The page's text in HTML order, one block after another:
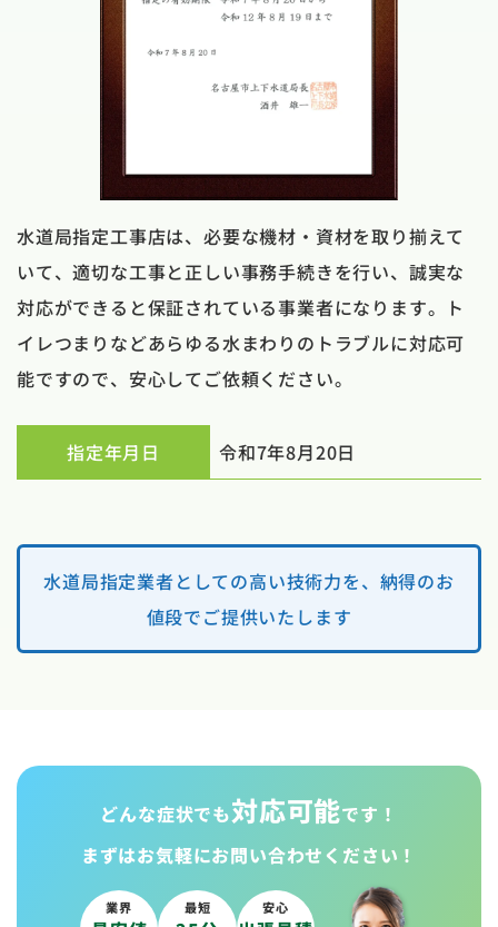
水道局指定工事店は、必要な機材・資材を取り揃えて
いて、適切な工事と正しい事務手続きを行い、誠実な
対応ができると保証されている事業者になります。ト
イレつまりなどあらゆる水まわりのトラブルに対応可
能ですので、安心してご依頼ください。
指定年月日 令和7年8月20日
水道局指定業者としての高い技術力を、納得のお
値段でご提供いたします
どんな症状でも対応可能です！
まずはお気軽にお問い合わせください！
業界 最短 安心